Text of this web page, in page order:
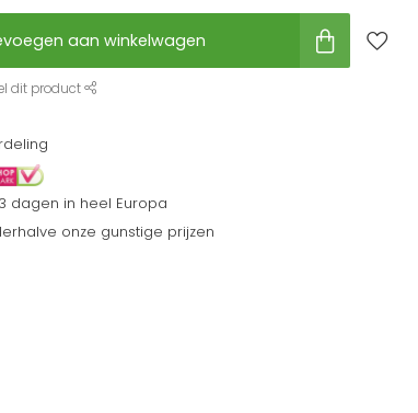
aan winkelwagen
dit product
dagen in heel Europa
onze gunstige prijzen